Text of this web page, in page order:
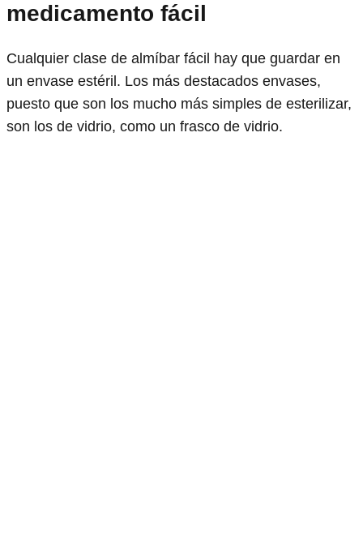
medicamento fácil
Cualquier clase de almíbar fácil hay que guardar en
un envase estéril. Los más destacados envases,
puesto que son los mucho más simples de esterilizar,
son los de vidrio, como un frasco de vidrio.